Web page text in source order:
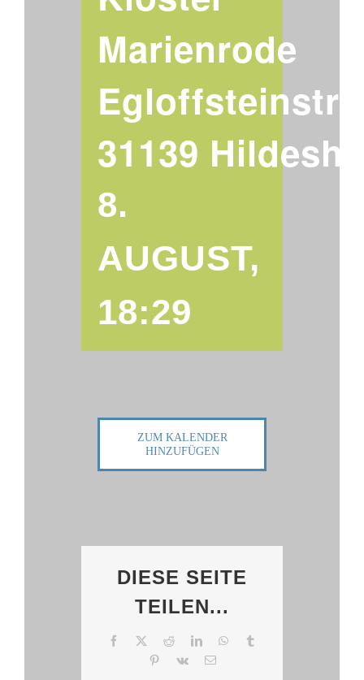
Marienrode
31139
8.
AUGUST,
18:29
ZUM KALENDER
HINZUFÜGEN
DIESE SEITE
TEILEN...
Facebook RedditLinkedInWhatsApp
PinterestVk
E-